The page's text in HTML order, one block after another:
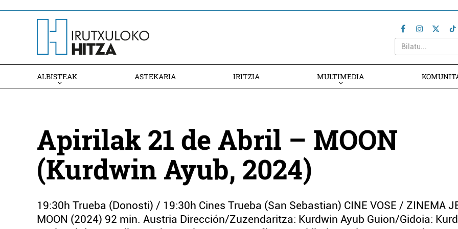
ALBISTEAK ASTEKARIA IRITZIA MULTIMEDIA
Apirilak 21 de Abril – MOON
(Kurdwin Ayub, 2024)
19:30h Trueba (Donosti) / 19:30h Cines Trueba (San Sebastian) CINE VOSE / ZINEMA
MOON (2024) 92 min. Austria Dirección/Zuzendaritza: Kurdwin Ayub Guion/Gidoia: